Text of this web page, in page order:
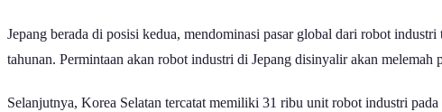
Jepang berada di posisi kedua, mendominasi pasar global dari robot
tahunan. Permintaan akan robot industri di Jepang disinyalir akan melemah
Selanjutnya, Korea Selatan tercatat memiliki 31 ribu unit robot industri